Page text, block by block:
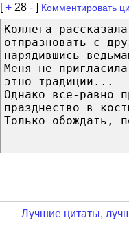
[+ 28 - ] Комментировать
Коллега
отпразновать с
нарядившись
Меня не
этно-традиции...
Однако все-равно
празднество в
Только обождать,
Лучшие цитаты,